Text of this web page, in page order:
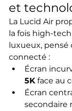
et
La Lucid Air
la fois high-
luxueux,
connecté :
Écran
5K face au
Écran
secondaire